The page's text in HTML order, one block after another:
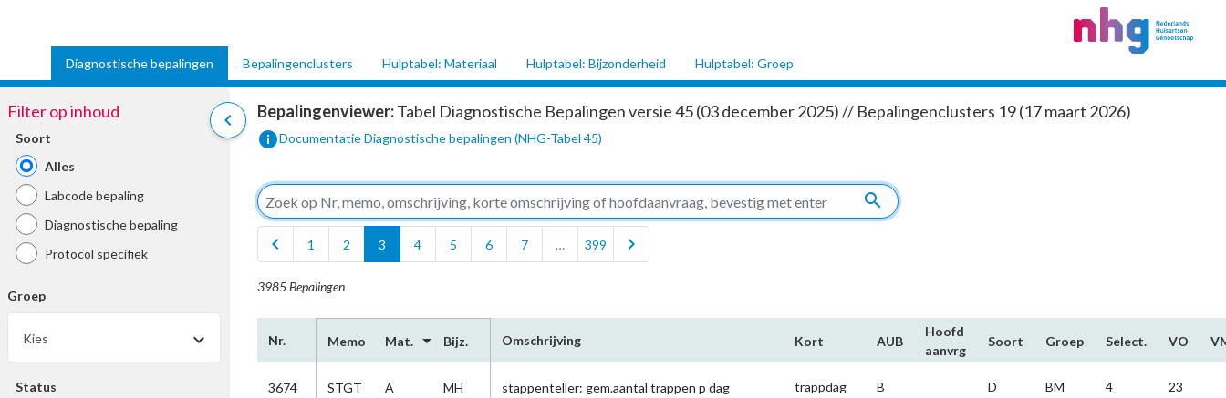
Diagnostische bepalingen Bepalingenclusters Hulptabel: Materiaal Hulptabel: Bijzonderheid Hulptabel: Groep
chevron_left
Filter op inhoud
Soort
Alles
Labcode bepaling
Diagnostische bepaling
Protocol specifiek
Groep
Kies
Status
Bepalingenviewer:Tabel Diagnostische Bepalingen versie 45 (03 december 2025) // Bepalingenclusters 19 (17 maart 2026)
infoDocumentatie Diagnostische bepalingen (NHG-Tabel 45)
search
chevron_left
1 2 3 4 5 6 7 … 399 chevron_right
3985 Bepalingen
Nr. Memo Mat. arrow_drop_down Bijz. Omschrijving Kort AUB
Hoofd​
aanvrg
Soort Groep Select. VO
3674 STGT A MH stappenteller: gem.aantal trappen p dag trappdag B D BM 4 23